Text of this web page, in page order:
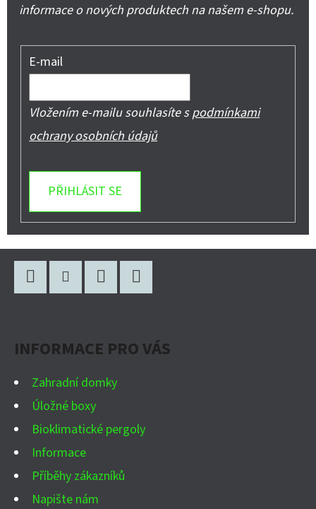
informace o nových produktech na našem e-shopu.
E-mail
Vložením e-mailu souhlasíte spodmínkami
ochrany osobních údajů
PŘIHLÁSIT SE
Z
INFORMACE PRO VÁS
Zahradní domky
Úložné boxy
Bioklimatické pergoly
Informace
Příběhy zákazníků
Napište nám